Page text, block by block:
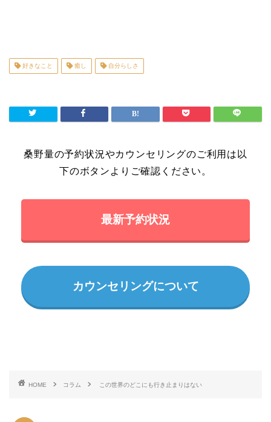
好きなこと 癒し 自分らしさ
桑野量の予約状況やカウンセリングのご利用は以
下のボタンよりご確認ください。
最新予約状況
カウンセリングについて
HOME コラム この世界のどこにも行き止まりはない